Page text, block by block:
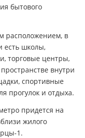
бытового
расположением, в
есть школы,
торговые центры,
внутри
спортивные
прогулок и отдыха.
придется на
жилого
1.